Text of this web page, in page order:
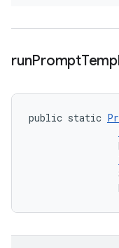
runPrompt
public static